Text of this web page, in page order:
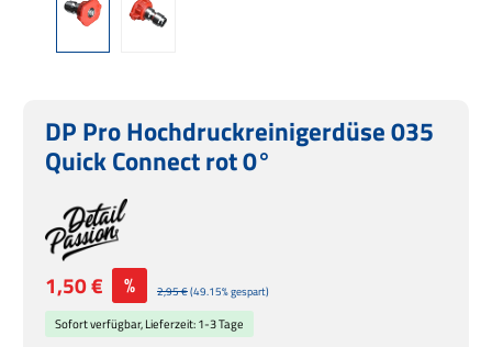
DP Pro Hochdruckreinigerdüse 035
Quick Connect rot 0°
Verkaufspreis:
1,50 € % Regulärer Preis:
2,95 €(49.15% gespart)
Sofort verfügbar, Lieferzeit: 1-3 Tage